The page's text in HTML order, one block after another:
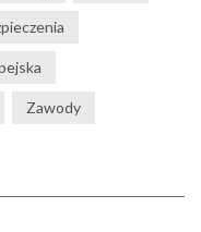
Zawody